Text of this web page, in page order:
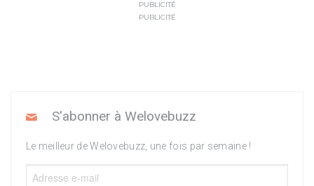
PUBLICITÉ
PUBLICITÉ
S'abonner à Welovebuzz
Le meilleur de Welovebuzz, une fois par semaine !